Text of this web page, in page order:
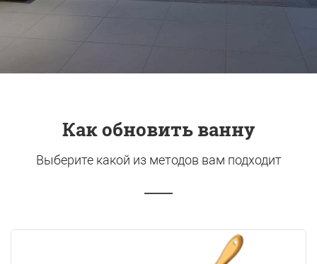
Как обновить ванну
Выберите какой из методов вам подходит